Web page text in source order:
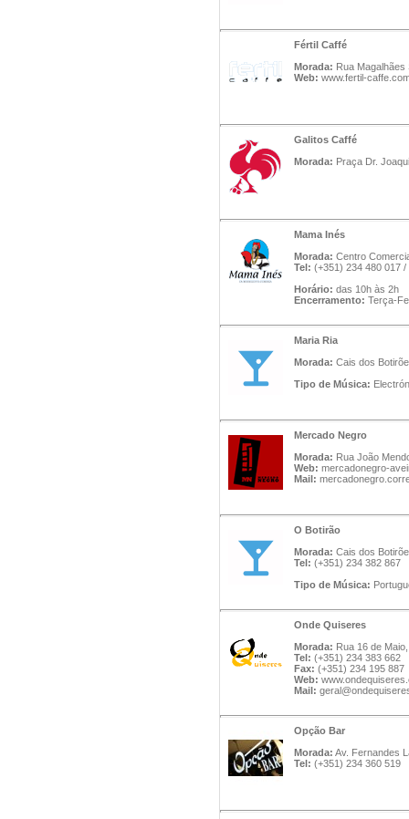
Fértil Caffé
Morada: Rua Magalhães
Web: www.fertil-
Galitos Caffé
Morada: Praça Dr.
Mama Inés
Morada: Centro
Tel: (+351) 234 480 017
Horário: das 10h às 2h
Encerramento: Terça-
Maria Ria
Morada: Cais dos
Tipo de Música:
Mercado Negro
Morada: Rua João
Web: mercadonegro-
Mail:
O Botirão
Morada: Cais dos
Tel: (+351) 234 382 867
Tipo de Música:
Onde Quiseres
Morada: Rua 16 de
Tel: (+351) 234 383 662
Fax: (+351) 234 195 887
Web:
Mail:
Opção Bar
Morada: Av. Fernandes
Tel: (+351) 234 360 519